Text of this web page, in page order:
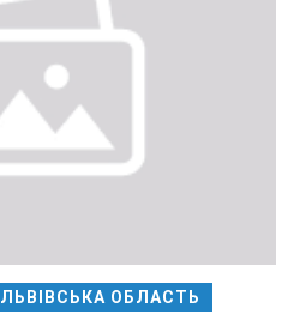
ЛЬВІВСЬКА ОБЛАСТЬ